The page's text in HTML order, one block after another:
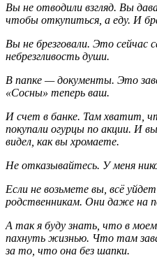
Вы не отводили взгляд. Вы
чтобы откупиться, а еду. И
Вы не брезговали. Это сейчас
небрезгливость души.
В папке — документы. Это
«Сосны» теперь ваш.
И счет в банке. Там хватит,
покупали огурцы по акции. И
видел, как вы хромаете.
Не отказывайтесь. У меня
Если не возьмете вы, всё
родственникам. Они даже на
А так я буду знать, что в
пахнуть жизнью. Что там
за то, что она без шапки.